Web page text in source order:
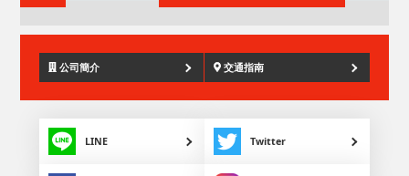
公司簡介 交通指南
LINE Twitter